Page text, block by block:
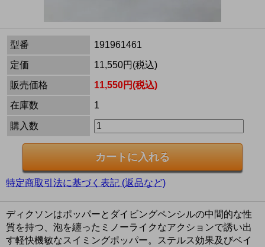
型番
191961461
定価
11,550円(税込)
販売価格
11,550円(税込)
在庫数
1
購入数
特定商取引法に基づく表記 (返品など)
ディクソンはポッパーとダイビングペンシルの中間的な性
質を持つ、泡を纏ったミノーライクなアクションで誘い出
す軽快機敏なスイミングポッパー。ステルス効果及びベイ